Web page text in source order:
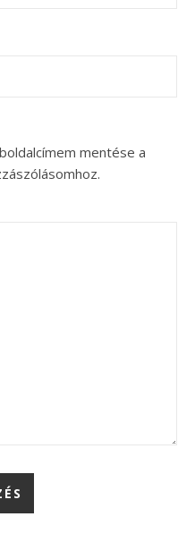
mentése a